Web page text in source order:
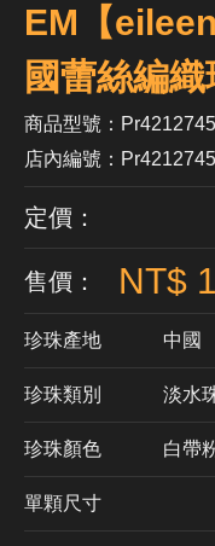
EM【
國蕾絲編
商品型號：Pr4212745
店內編號：Pr4212745
定價：
售價： NT$
珍珠產地 中國
珍珠類別 淡水
珍珠顏色 白帶
單顆尺寸